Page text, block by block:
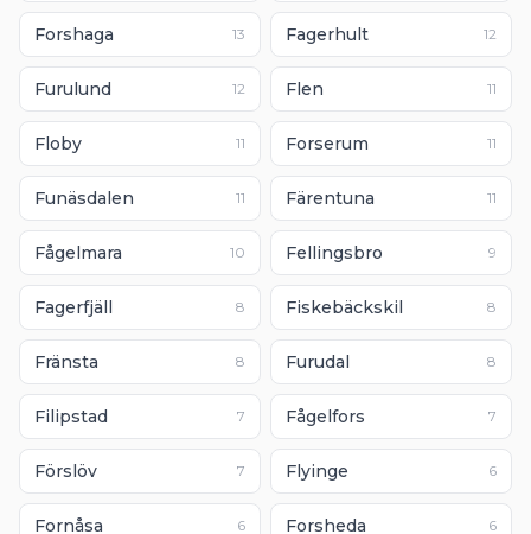
Forshaga 13 Fagerhult 12
Furulund 12 Flen 11
Floby 11 Forserum 11
Funäsdalen 11 Färentuna 11
Fågelmara 10 Fellingsbro 9
Fagerfjäll 8 Fiskebäckskil 8
Fränsta 8 Furudal 8
Filipstad 7 Fågelfors 7
Förslöv 7 Flyinge 6
Fornåsa 6 Forsheda 6